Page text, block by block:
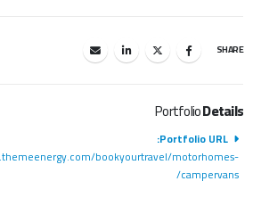
SHARE
PortfolioDetails
Portfolio URL:
bookyourtravel/motorhomes-
campervans/